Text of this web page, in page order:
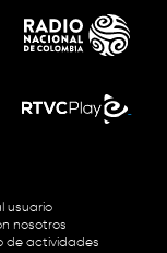
usuario
nosotros
de actividades